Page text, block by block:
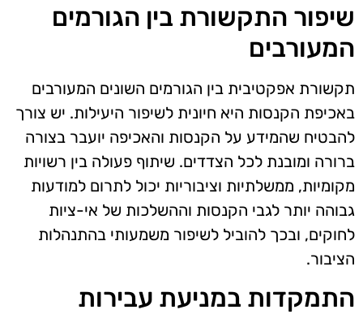
שיפור התקשורת בין הגורמים
המעורבים
תקשורת אפקטיבית בין הגורמים השונים המעורבים
באכיפת הקנסות היא חיונית לשיפור היעילות. יש צורך
להבטיח שהמידע על הקנסות והאכיפה יועבר בצורה
ברורה ומובנת לכל הצדדים. שיתוף פעולה בין רשויות
מקומיות, ממשלתיות וציבוריות יכול לתרום למודעות
גבוהה יותר לגבי הקנסות וההשלכות של אי-ציות
לחוקים, ובכך להוביל לשיפור משמעותי בהתנהלות
הציבור.
התמקדות במניעת עבירות